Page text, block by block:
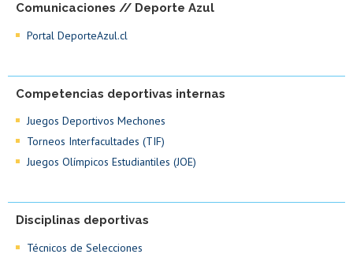
Comunicaciones // Deporte Azul
Portal DeporteAzul.cl
Competencias deportivas internas
Juegos Deportivos Mechones
Torneos Interfacultades (TIF)
Juegos Olímpicos Estudiantiles (JOE)
Disciplinas deportivas
Técnicos de Selecciones